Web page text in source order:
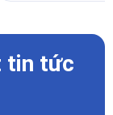
tin tức